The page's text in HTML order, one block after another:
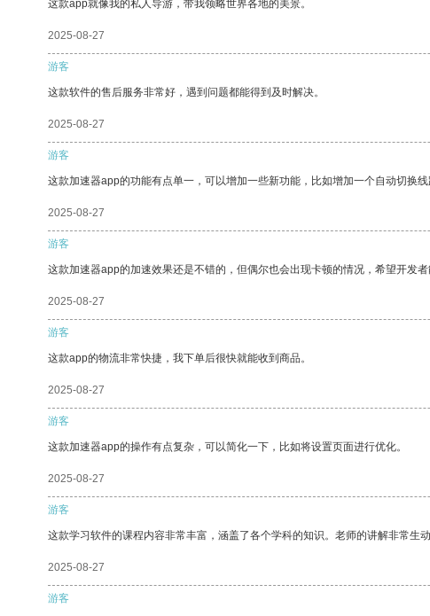
这款app就像我的私人导游，带我领略世界各地的美景。
2025-08-27
游客
这款软件的售后服务非常好，遇到问题都能得到及时解决。
2025-08-27
游客
这款加速器app的功能有点单一，可以增加一些新功能，比如增加一个自动切换线
2025-08-27
游客
这款加速器app的加速效果还是不错的，但偶尔也会出现卡顿的情况，希望开发者
2025-08-27
游客
这款app的物流非常快捷，我下单后很快就能收到商品。
2025-08-27
游客
这款加速器app的操作有点复杂，可以简化一下，比如将设置页面进行优化。
2025-08-27
游客
这款学习软件的课程内容非常丰富，涵盖了各个学科的知识。老师的讲解非常生
2025-08-27
游客